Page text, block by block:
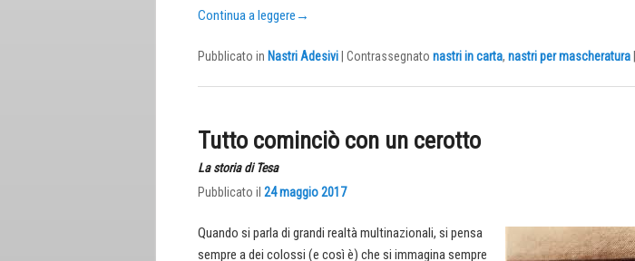
Continua a leggere →
Pubblicato in Nastri Adesivi Contrassegnato nastri in carta, nastri per mascheratura
Tutto cominciò con un cerotto
La storia di Tesa
Pubblicato il 24 maggio 2017
Quando si parla di grandi realtà multinazionali, si pensa
sempre a dei colossi (e così è) che si immagina sempre